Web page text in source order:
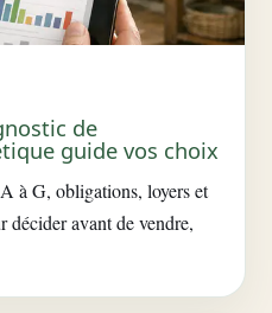
de
guide vos choix
à G, obligations, loyers et
décider avant de vendre,